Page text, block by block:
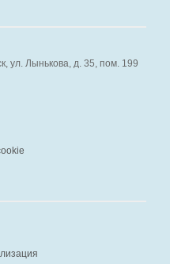
ул. Лынькова, д. 35, пом. 199